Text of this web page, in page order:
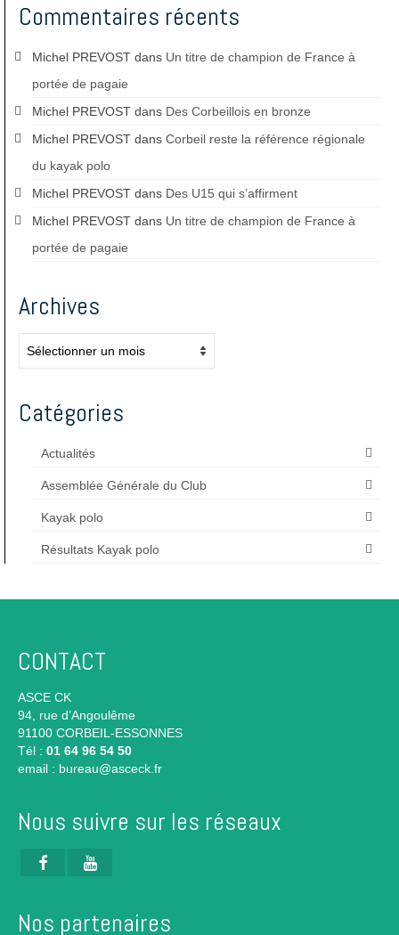
Commentaires récents
Michel PREVOST dans Un titre de champion de France à
portée de pagaie
Michel PREVOST dans Des Corbeillois en bronze
Michel PREVOST dans Corbeil reste la référence régionale
du kayak polo
Michel PREVOST dans Des U15 qui s’affirment
Michel PREVOST dans Un titre de champion de France à
portée de pagaie
Archives
Catégories
Actualités
Assemblée Générale du Club
Kayak polo
Résultats Kayak polo
CONTACT
ASCE CK
94, rue d’Angoulême
91100 CORBEIL-ESSONNES
Tél : 01 64 96 54 50
email : bureau@asceck.fr
Nous suivre sur les réseaux
Nos partenaires